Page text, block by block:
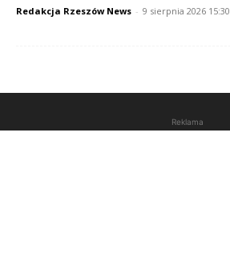
Redakcja Rzeszów News - 9 sierpnia 2026 15:30
Reklama